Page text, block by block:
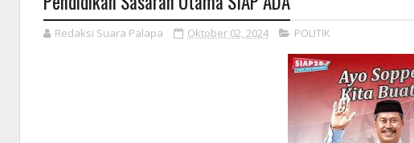
Redaksi Suara Palapa Oktober 02, 2024 POLITIK